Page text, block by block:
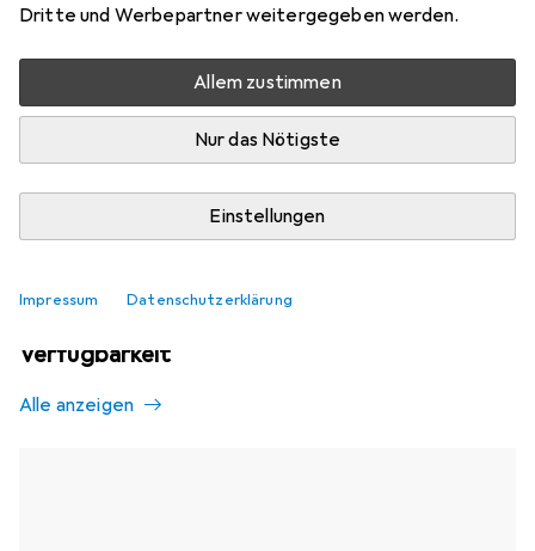
Dritte und Werbepartner weitergegeben werden.
Allem zustimmen
Nur das Nötigste
Einstellungen
Impressum Datenschutzerklärung
Benachrichtigen, wenn lieferbar
Vergleichen Merken
Verfügbarkeit
Alle anzeigen